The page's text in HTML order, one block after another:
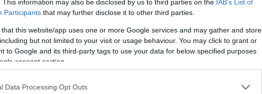
This information may also be disclosed by us to third parties on the IAB’s List of
Participants that may further disclose it to other third parties.
that this website/app uses one or more Google services and may gather and store
but not limited to your visit or usage behaviour. You may click to grant or
to Google and its third-party tags to use your data for below specified purposes
consent section.
Data Processing Opt Outs
di questo gesto. I militari sono attualmente
utili a ricostruire l’accaduto,
dell’esplosione e le possibili
dell’ordigno.